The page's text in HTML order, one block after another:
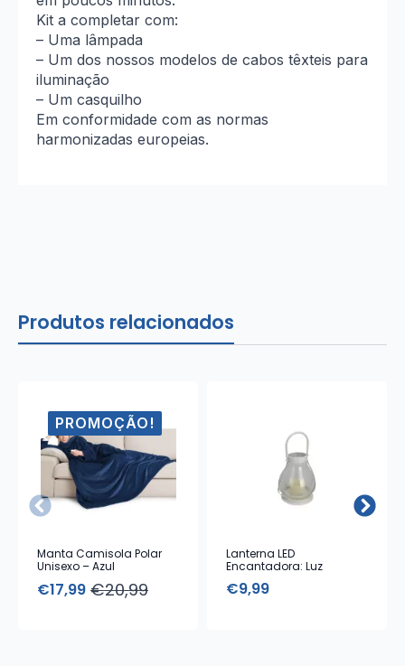
Kit a completar com:
– Uma lâmpada
– Um dos nossos modelos de cabos têxteis para
iluminação
– Um casquilho
Em conformidade com as normas
harmonizadas europeias.
Produtos relacionados
PROMOÇÃO!
Manta Camisola Polar
Unisexo – Azul
€20,99
O
€17,99
O
Lanterna LED
Encantadora: Luz
Elegante
€9,99